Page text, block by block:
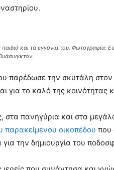
και τα εγγόνια του. Φωτογραφία:
παρέδωσε την σκυτάλη
για το καλό της κοινότητας
στα πανηγύρια και στα
παρακείμενου οικοπέδου που
την δημιουργία του